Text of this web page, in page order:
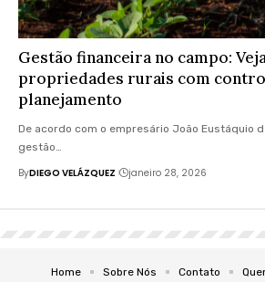
Gestão financeira no campo:
propriedades rurais com
planejamento
De acordo com o empresário João Eustáquio
gestão…
ByDIEGO VELÁZQUEZ janeiro 28, 2026
Home Sobre Nós Contato